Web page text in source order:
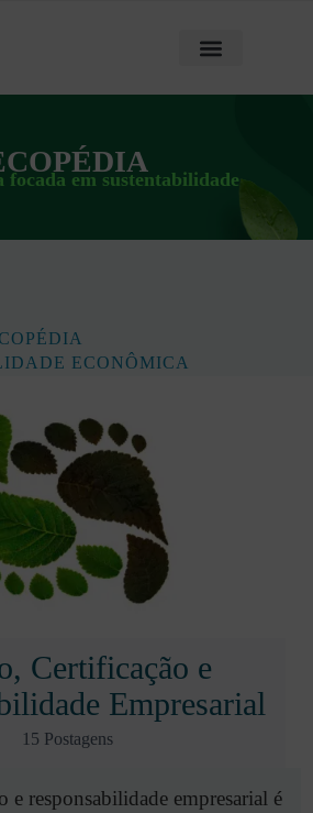
focada em sustentabilidade
ECONÔMICA
Certificação e
Empresarial
15 Postagens
e responsabilidade empresarial é